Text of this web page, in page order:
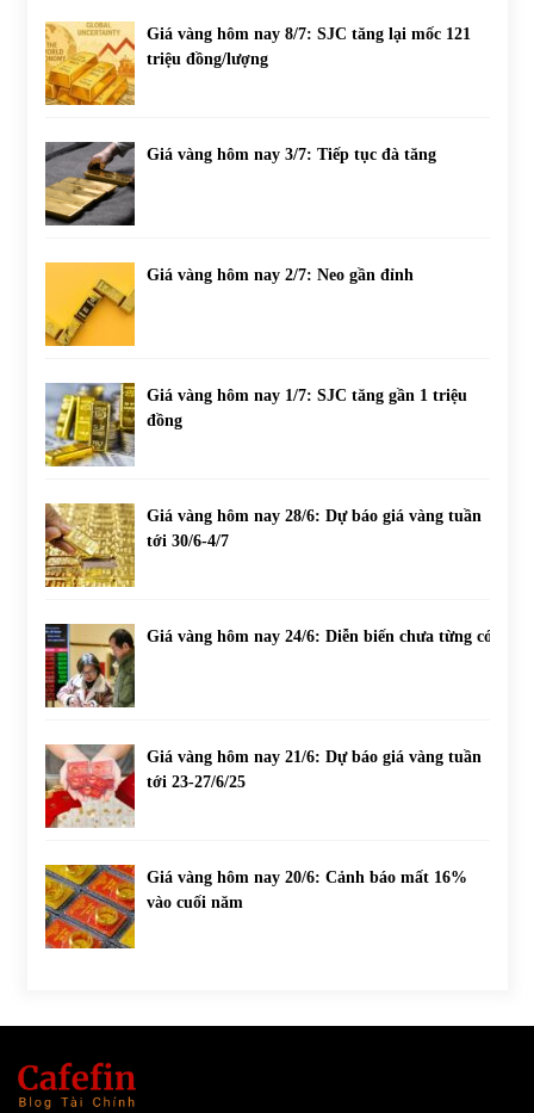
Giá vàng hôm nay 8/7: SJC tăng lại mốc 121
triệu đồng/lượng
Giá vàng hôm nay 3/7: Tiếp tục đà tăng
Giá vàng hôm nay 2/7: Neo gần đỉnh
Giá vàng hôm nay 1/7: SJC tăng gần 1 triệu
đồng
Giá vàng hôm nay 28/6: Dự báo giá vàng tuần
tới 30/6-4/7
Giá vàng hôm nay 24/6: Diễn biến chưa từng có
Giá vàng hôm nay 21/6: Dự báo giá vàng tuần
tới 23-27/6/25
Giá vàng hôm nay 20/6: Cảnh báo mất 16%
vào cuối năm